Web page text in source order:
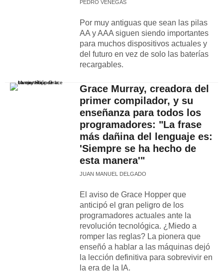
PEDRO VENEGAS
Por muy antiguas que sean las pilas
AA y AAA siguen siendo importantes
para muchos dispositivos actuales y
del futuro en vez de solo las baterías
recargables.
Grace Murray, creadora del
primer compilador, y su
enseñanza para todos los
programadores: "La frase
más dañina del lenguaje es:
'Siempre se ha hecho de
esta manera'"
JUAN MANUEL DELGADO
El aviso de Grace Hopper que
anticipó el gran peligro de los
programadores actuales ante la
revolución tecnológica. ¿Miedo a
romper las reglas? La pionera que
enseñó a hablar a las máquinas dejó
la lección definitiva para sobrevivir en
la era de la IA.